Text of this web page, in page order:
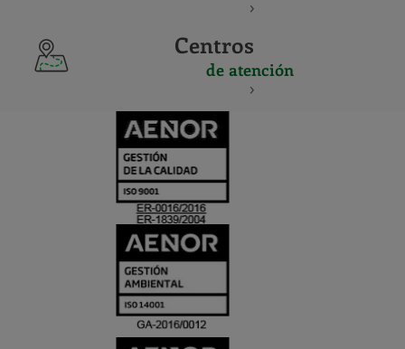
Centros
de atención